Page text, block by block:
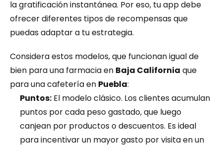
la gratificación instantánea. Por eso, tu app debe
ofrecer diferentes tipos de recompensas que
puedas adaptar a tu estrategia.
Considera estos modelos, que funcionan igual de
bien para una farmacia en Baja California que
para una cafetería en Puebla:
Puntos: El modelo clásico. Los clientes acumulan
puntos por cada peso gastado, que luego
canjean por productos o descuentos. Es ideal
para incentivar un mayor gasto por visita en un